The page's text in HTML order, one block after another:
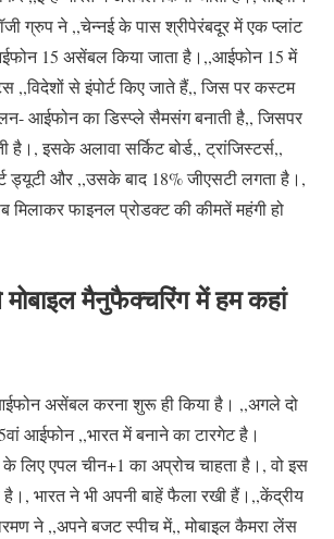
ग्रुप ने ,,चेन्नई के पास श्रीपेरंबदूर में एक प्लांट
15 असेंबल किया जाता है।,,आईफोन 15 में
,,विदेशों से इंपोर्ट किए जाते हैं,, जिस पर कस्टम
आईफोन का डिस्प्ले सैमसंग बनाती है,, जिसपर
है।, इसके अलावा सर्किट बोर्ड,, ट्रांजिस्टर्स,,
ड्यूटी और ,,उसके बाद 18% जीएसटी लगता है।,
मिलाकर फाइनल प्रोडक्ट की कीमतें महंगी हो
मैनुफैक्चरिंग में हम कहां
असेंबल करना शुरू ही किया है। ,,अगले दो
आईफोन ,,भारत में बनाने का टारगेट है।
लिए एपल चीन+1 का अप्रोच चाहता है।, वो इस
है।, भारत ने भी अपनी बाहें फैला रखी हैं।,,केंद्रीय
ने ,,अपने बजट स्पीच में,, मोबाइल कैमरा लेंस